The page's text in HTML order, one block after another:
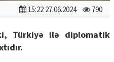
15:22 27.06.2024 790
Türkiyə ilə diplomatik